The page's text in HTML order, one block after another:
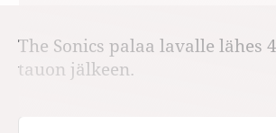
The Sonics palaa lavalle lähes
tauon jälkeen.